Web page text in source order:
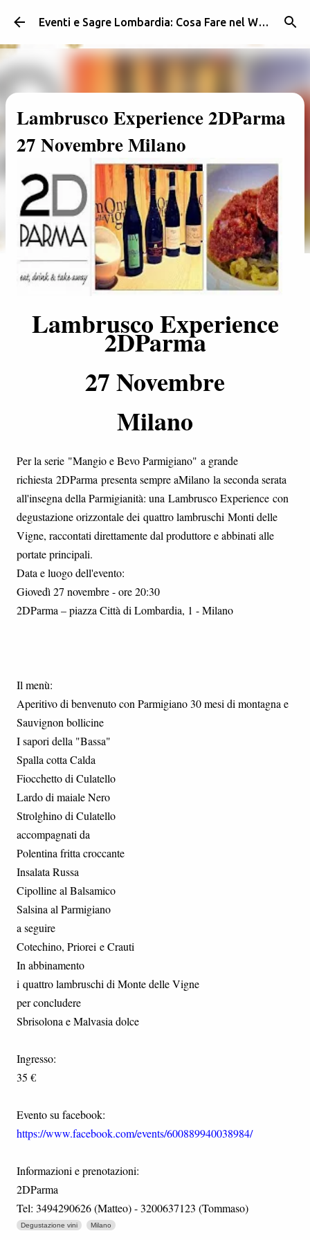
Passa ai contenuti principali Eventi e Sagre Lombardia: Cosa Fare nel Weekend | Weekendidea
Lambrusco Experience 2DParma
27 Novembre Milano
Lambrusco Experience
2DParma
27 Novembre
Milano
Per la serie "Mangio e Bevo Parmigiano" a grande
richiesta 2DParma presenta sempre aMilano la seconda serata
all'insegna della Parmigianità: una Lambrusco Experience con
degustazione orizzontale dei quattro lambruschi Monti delle
Vigne, raccontati direttamente dal produttore e abbinati alle
portate principali.
Data e luogo dell'evento:
Giovedì 27 novembre - ore 20:30
2DParma – piazza Città di Lombardia, 1 - Milano
Il menù:
Aperitivo di benvenuto con Parmigiano 30 mesi di montagna e
Sauvignon bollicine
I sapori della "Bassa"
Spalla cotta Calda
Fiocchetto di Culatello
Lardo di maiale Nero
Strolghino di Culatello
accompagnati da
Polentina fritta croccante
Insalata Russa
Cipolline al Balsamico
Salsina al Parmigiano
a seguire
Cotechino, Priorei e Crauti
In abbinamento
i quattro lambruschi di Monte delle Vigne
per concludere
Sbrisolona e Malvasia dolce
Ingresso:
35 €
Evento su facebook:
https://www.facebook.com/events/600889940038984/
Informazioni e prenotazioni:
2DParma
Tel: 3494290626 (Matteo) - 3200637123 (Tommaso)
Degustazione vini Milano